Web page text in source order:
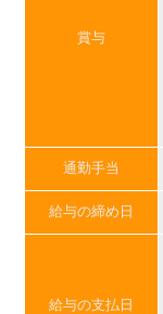
賞与
通勤手当
給与の締め日
給与の支払日